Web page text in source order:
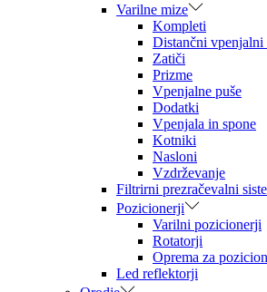
Varilne mize
Kompleti
Distančni vpenjalni
Zatiči
Prizme
Vpenjalne puše
Dodatki
Vpenjala in spone
Kotniki
Nasloni
Vzdrževanje
Filtrirni prezračevalni
Pozicionerji
Varilni pozicionerji
Rotatorji
Oprema za
Led reflektorji